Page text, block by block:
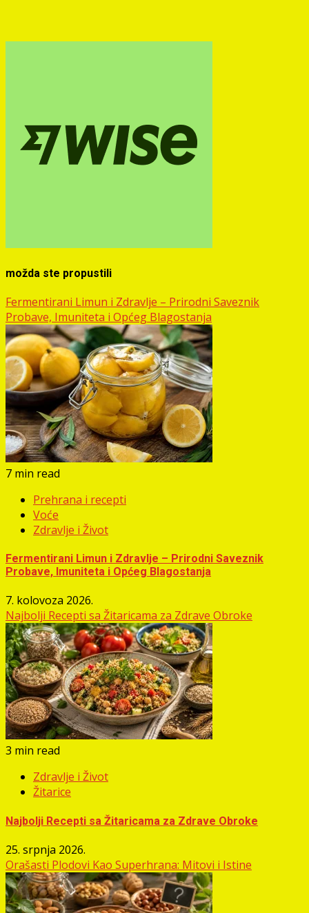
možda ste propustili
Fermentirani Limun i Zdravlje – Prirodni Saveznik
Probave, Imuniteta i Općeg Blagostanja
7 min read
Prehrana i recepti
Voće
Zdravlje i Život
Fermentirani Limun i Zdravlje – Prirodni Saveznik
Probave, Imuniteta i Općeg Blagostanja
7. kolovoza 2026.
Najbolji Recepti sa Žitaricama za Zdrave Obroke
3 min read
Zdravlje i Život
Žitarice
Najbolji Recepti sa Žitaricama za Zdrave Obroke
25. srpnja 2026.
Orašasti Plodovi Kao Superhrana: Mitovi i Istine